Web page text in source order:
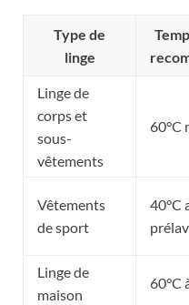
Type de
linge
Linge de
corps et
sous-
vêtements
60°C
Vêtements
de sport
40°C
Linge de
maison
60°C